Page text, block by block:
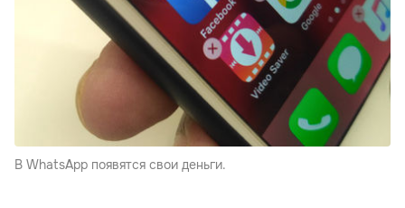
В WhatsApp появятся свои деньги.